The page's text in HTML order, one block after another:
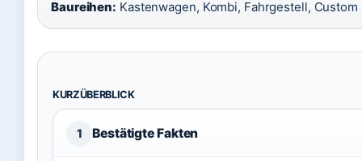
Baureihen: Kastenwagen, Kombi, Fahrgestell, Custom
KURZÜBERBLICK
1 Bestätigte Fakten